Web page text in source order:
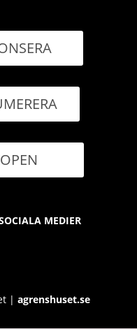
MEDIER
| agrenshuset.se